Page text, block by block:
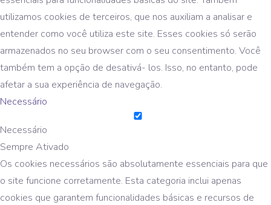
utilizamos cookies de terceiros, que nos auxiliam a analisar e
entender como você utiliza este site. Esses cookies só serão
armazenados no seu browser com o seu consentimento. Você
também tem a opção de desativá- los. Isso, no entanto, pode
afetar a sua experiência de navegação.
Necessário
Necessário
Sempre Ativado
Os cookies necessários são absolutamente essenciais para que
o site funcione corretamente. Esta categoria inclui apenas
cookies que garantem funcionalidades básicas e recursos de